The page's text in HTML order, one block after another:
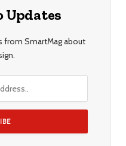
Updates
from SmartMag about